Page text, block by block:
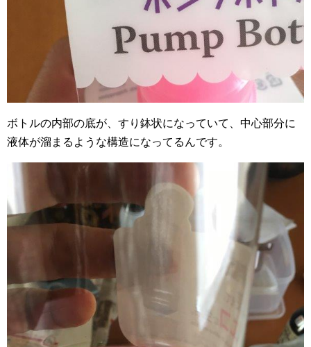
ボトルの内部の底が、すり鉢状になっていて、中心部分に
液体が溜まるような構造になってるんです。